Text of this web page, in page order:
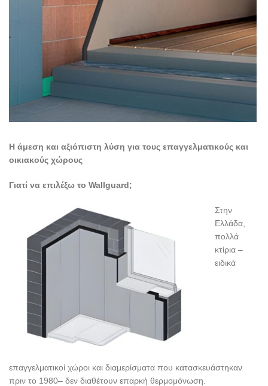
Η άμεση και αξιόπιστη λύση για τους επαγγελματικούς και
οικιακούς χώρους
Γιατί να επιλέξω το Wallguard;
Στην
Ελλάδα,
πολλά
κτίρια –
ειδικά
επαγγελματικοί χώροι και διαμερίσματα που κατασκευάστηκαν
πριν το 1980– δεν διαθέτουν επαρκή θερμομόνωση.